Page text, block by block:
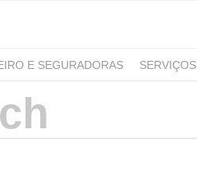
E SEGURADORAS SERVIÇOS